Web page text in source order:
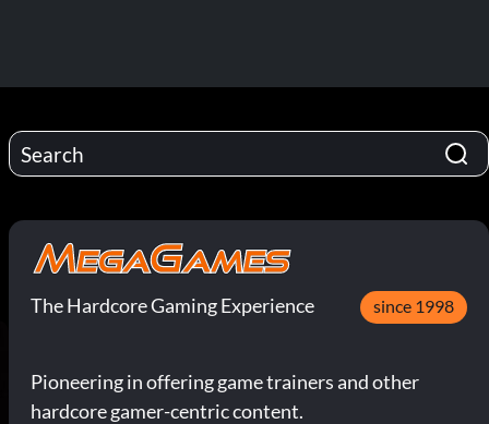
The Hardcore Gaming Experience since 1998
Pioneering in offering game trainers and other
hardcore gamer-centric content.